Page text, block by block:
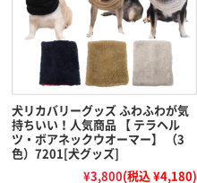
犬リカバリーグッズ ふわふわが気
持ちいい！人気商品 【 テラヘル
ツ・ボアネックウオーマー】 （3
色）7201[犬グッズ]
¥3,800(税込 ¥4,180)